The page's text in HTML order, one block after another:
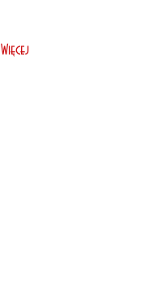
Więcej